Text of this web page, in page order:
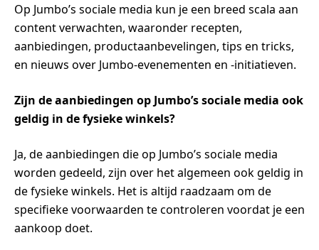
Op Jumbo’s sociale media kun je een breed scala aan
content verwachten, waaronder recepten,
aanbiedingen, productaanbevelingen, tips en tricks,
en nieuws over Jumbo-evenementen en -initiatieven.
Zijn de aanbiedingen op Jumbo’s sociale media ook
geldig in de fysieke winkels?
Ja, de aanbiedingen die op Jumbo’s sociale media
worden gedeeld, zijn over het algemeen ook geldig in
de fysieke winkels. Het is altijd raadzaam om de
specifieke voorwaarden te controleren voordat je een
aankoop doet.